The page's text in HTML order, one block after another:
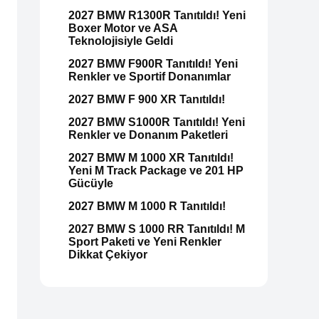
2027 BMW R1300R Tanıtıldı! Yeni
Boxer Motor ve ASA
Teknolojisiyle Geldi
2027 BMW F900R Tanıtıldı! Yeni
Renkler ve Sportif Donanımlar
2027 BMW F 900 XR Tanıtıldı!
2027 BMW S1000R Tanıtıldı! Yeni
Renkler ve Donanım Paketleri
2027 BMW M 1000 XR Tanıtıldı!
Yeni M Track Package ve 201 HP
Gücüyle
2027 BMW M 1000 R Tanıtıldı!
2027 BMW S 1000 RR Tanıtıldı! M
Sport Paketi ve Yeni Renkler
Dikkat Çekiyor